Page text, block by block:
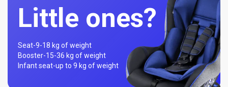
Little ones?
Seat-9-18 kg of weight
Booster-15-36 kg of weight
Infant seat-up to 9 kg of weight